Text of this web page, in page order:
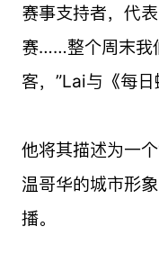
赛事支持者，代
赛……整个周末我
客，”Lai与《每日
他将其描述为一
温哥华的城市形
播。